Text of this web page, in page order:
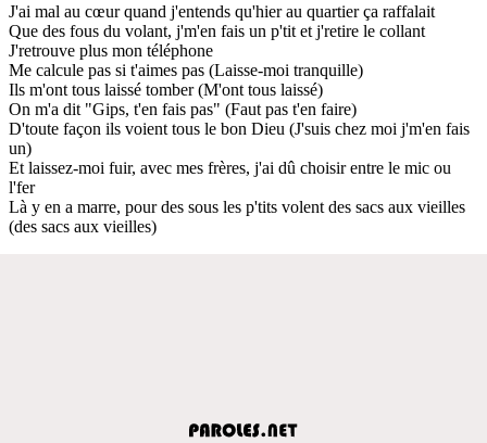
J'ai mal au cœur quand j'entends qu'hier au quartier ça raffalait
Que des fous du volant, j'm'en fais un p'tit et j'retire le collant
J'retrouve plus mon téléphone
Me calcule pas si t'aimes pas (Laisse-moi tranquille)
Ils m'ont tous laissé tomber (M'ont tous laissé)
On m'a dit "Gips, t'en fais pas" (Faut pas t'en faire)
D'toute façon ils voient tous le bon Dieu (J'suis chez moi j'm'en fais
un)
Et laissez-moi fuir, avec mes frères, j'ai dû choisir entre le mic ou
l'fer
Là y en a marre, pour des sous les p'tits volent des sacs aux vieilles
(des sacs aux vieilles)